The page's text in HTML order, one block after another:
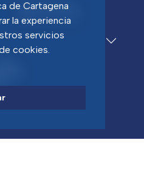
de Cartagena
la experiencia
servicios
cookies.